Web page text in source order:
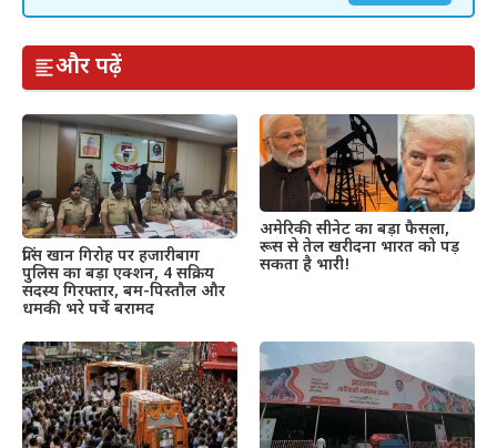
और पढ़ें
प्रिंस खान गिरोह पर हजारीबाग
पुलिस का बड़ा एक्शन, 4 सक्रिय
सदस्य गिरफ्तार, बम-पिस्तौल और
धमकी भरे पर्चे बरामद
अमेरिकी सीनेट का बड़ा फैसला,
रूस से तेल खरीदना भारत को पड़
सकता है भारी!